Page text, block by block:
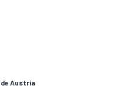
de Austria